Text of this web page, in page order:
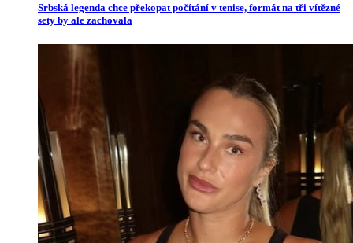
Srbská legenda chce překopat počítání v tenise, formát na tři vítězné
sety by ale zachovala